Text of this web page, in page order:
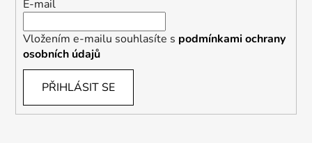
E-mail
Vložením e-mailu souhlasíte s podmínkami ochrany
osobních údajů
PŘIHLÁSIT SE